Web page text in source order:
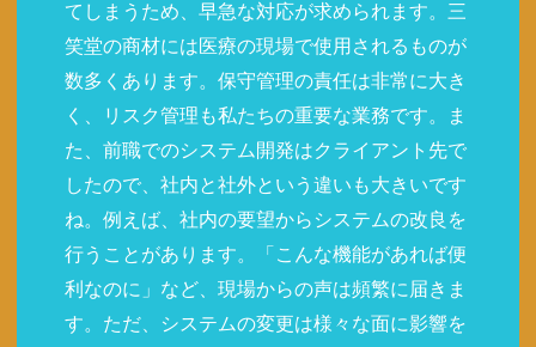
てしまうため、早急な対応が求められます。三
笑堂の商材には医療の現場で使用されるものが
数多くあります。保守管理の責任は非常に大き
く、リスク管理も私たちの重要な業務です。ま
た、前職でのシステム開発はクライアント先で
したので、社内と社外という違いも大きいです
ね。例えば、社内の要望からシステムの改良を
行うことがあります。「こんな機能があれば便
利なのに」など、現場からの声は頻繁に届きま
す。ただ、システムの変更は様々な面に影響を